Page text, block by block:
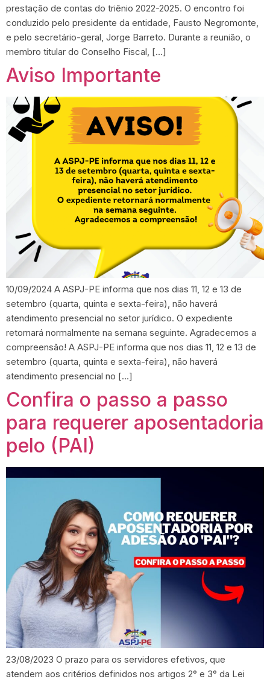
prestação de contas do triênio 2022-2025. O encontro foi
conduzido pelo presidente da entidade, Fausto Negromonte,
e pelo secretário-geral, Jorge Barreto. Durante a reunião, o
membro titular do Conselho Fiscal, […]
Aviso Importante
10/09/2024 A ASPJ-PE informa que nos dias 11, 12 e 13 de
setembro (quarta, quinta e sexta-feira), não haverá
atendimento presencial no setor jurídico. O expediente
retornará normalmente na semana seguinte. Agradecemos a
compreensão! A ASPJ-PE informa que nos dias 11, 12 e 13 de
setembro (quarta, quinta e sexta-feira), não haverá
atendimento presencial no […]
Confira o passo a passo
para requerer aposentadoria
pelo (PAI)
23/08/2023 O prazo para os servidores efetivos, que
atendem aos critérios definidos nos artigos 2° e 3° da Lei